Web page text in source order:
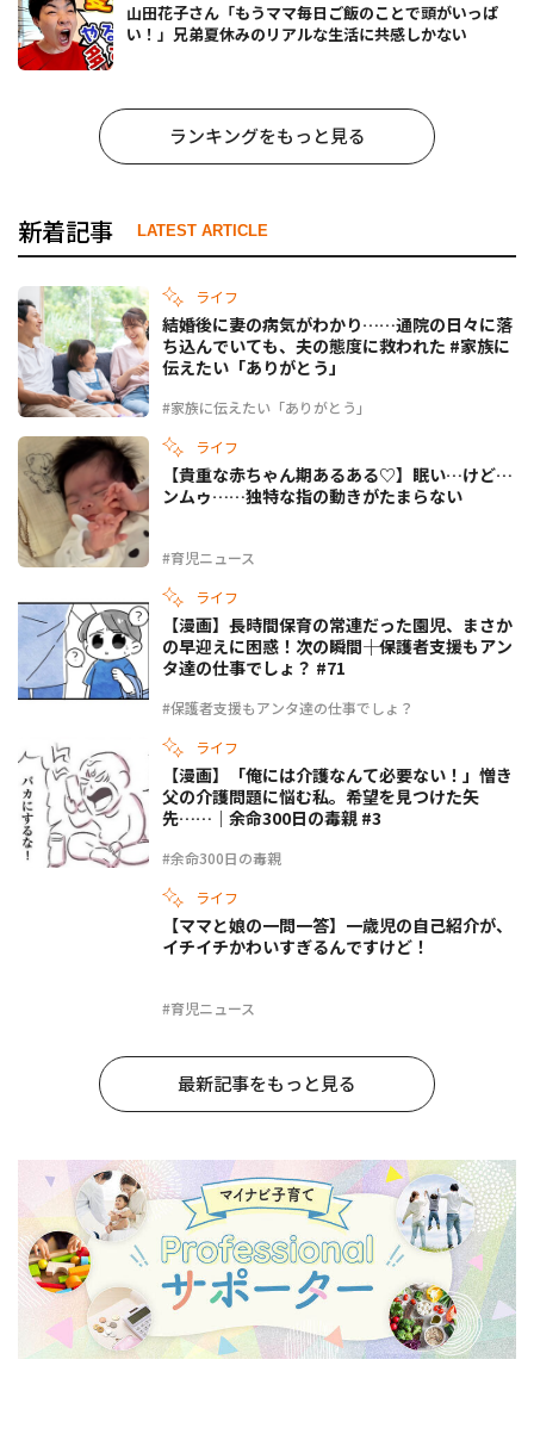
山田花子さん「もうママ毎日ご飯のことで頭がいっぱ
い！」兄弟夏休みのリアルな生活に共感しかない
ランキングをもっと見る
新着記事 LATEST ARTICLE
ライフ
#家族に伝えたい「ありがとう」
結婚後に妻の病気がわかり……通院の日々に落
ち込んでいても、夫の態度に救われた #家族に
伝えたい「ありがとう」
ライフ
#育児ニュース
【貴重な赤ちゃん期あるある♡】眠い…けど…
ンムゥ……独特な指の動きがたまらない
ライフ
#保護者支援もアンタ達の仕事でしょ？
【漫画】長時間保育の常連だった園児、まさか
の早迎えに困惑！次の瞬間――｜保護者支援もアン
タ達の仕事でしょ？ #71
ライフ
#余命300日の毒親
【漫画】「俺には介護なんて必要ない！」憎き
父の介護問題に悩む私。希望を見つけた矢
先……｜余命300日の毒親 #3
ライフ
#育児ニュース
【ママと娘の一問一答】一歳児の自己紹介が、
イチイチかわいすぎるんですけど！
最新記事をもっと見る